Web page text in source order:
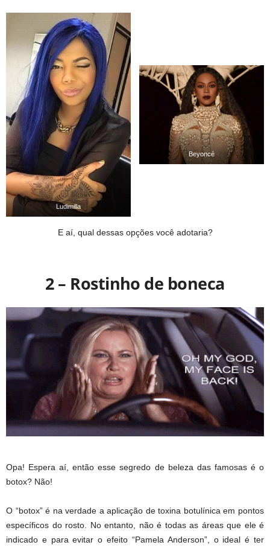
Ludimilla
Beyoncé
E aí, qual dessas opções você adotaria?
2 – Rostinho de boneca
Opa! Espera aí, então esse segredo de beleza das famosas é o
botox? Não!
O “botox” é na verdade a aplicação de toxina botulínica em pontos
específicos do rosto. No entanto, não é todas as áreas que ele é
indicado e para evitar o efeito “Pamela Anderson”, o ideal é ter